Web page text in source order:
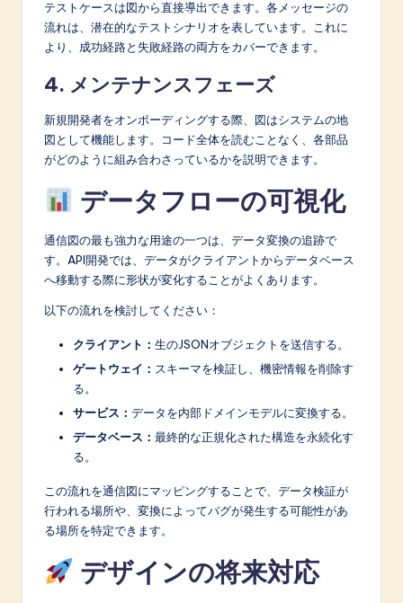
テストケースは図から直接導出できます。各メッセージの
流れは、潜在的なテストシナリオを表しています。これに
より、成功経路と失敗経路の両方をカバーできます。
4. メンテナンスフェーズ
新規開発者をオンボーディングする際、図はシステムの地
図として機能します。コード全体を読むことなく、各部品
がどのように組み合わさっているかを説明できます。
データフローの可視化
通信図の最も強力な用途の一つは、データ変換の追跡で
す。API開発では、データがクライアントからデータベース
へ移動する際に形状が変化することがよくあります。
以下の流れを検討してください：
クライアント： 生のJSONオブジェクトを送信する。
ゲートウェイ： スキーマを検証し、機密情報を削除す
る。
サービス： データを内部ドメインモデルに変換する。
データベース： 最終的な正規化された構造を永続化す
る。
この流れを通信図にマッピングすることで、データ検証が
行われる場所や、変換によってバグが発生する可能性があ
る場所を特定できます。
デザインの将来対応